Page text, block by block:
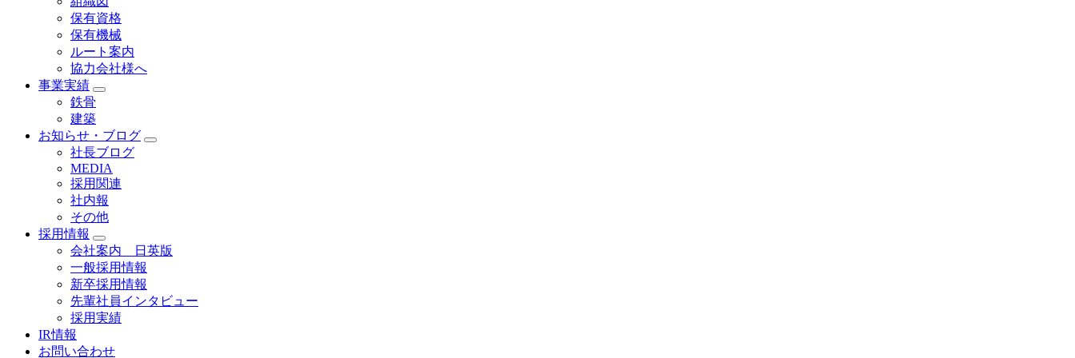
保有資格
保有機械
ルート案内
協力会社様へ
事業実績
鉄骨
建築
お知らせ・ブログ
社長ブログ
MEDIA
採用関連
社内報
その他
採用情報
会社案内 日英版
一般採用情報
新卒採用情報
先輩社員インタビュー
採用実績
IR情報
お問い合わせ